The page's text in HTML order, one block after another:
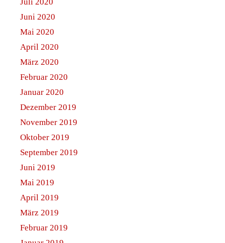
Juni 2020
Mai 2020
April 2020
März 2020
Februar 2020
Januar 2020
Dezember 2019
November 2019
Oktober 2019
September 2019
Juni 2019
Mai 2019
April 2019
März 2019
Februar 2019